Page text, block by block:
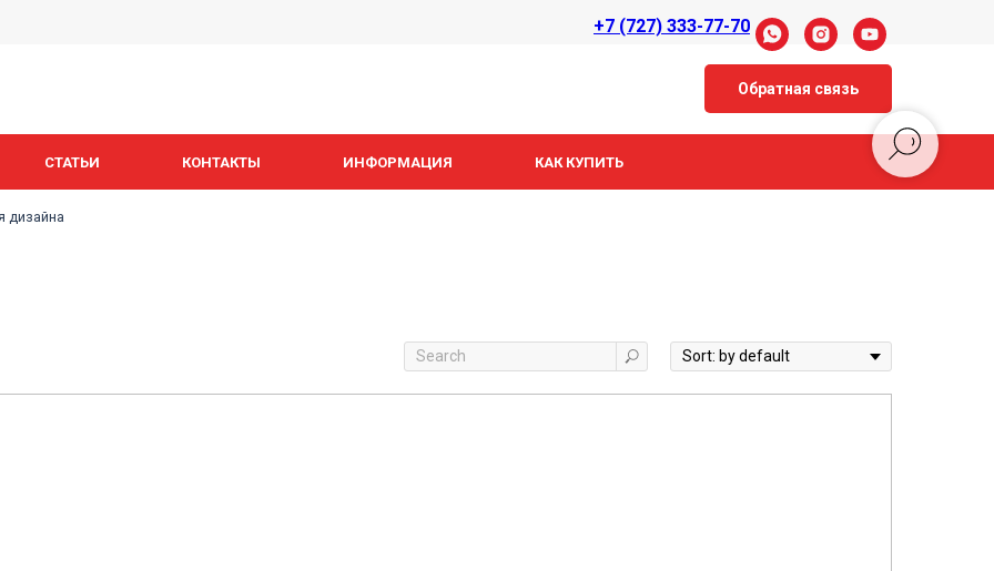
+7 (727) 333-77-70
Обратная связь
СТАТЬИ КОНТАКТЫ ИНФОРМАЦИЯ КАК КУПИТЬ
дизайна